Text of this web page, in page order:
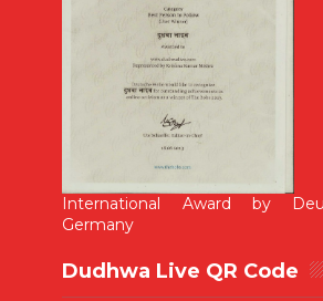
International Award by
Germany
Dudhwa Live QR Code